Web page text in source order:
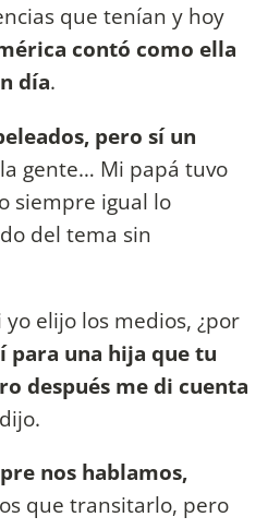
que tenían y hoy
contó como ella
día.
pero sí un
gente… Mi papá tuvo
siempre igual lo
del tema sin
elijo los medios, ¿por
para una hija que tu
después me di cuenta
nos hablamos,
que transitarlo, pero